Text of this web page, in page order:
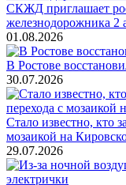
СКЖД приглашает
железнодорожника 2
01.08.2026
В Ростове
30.07.2026
Стало известно, кто
мозаикой на
29.07.2026